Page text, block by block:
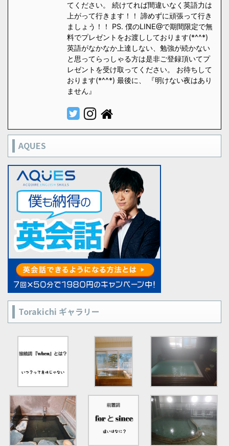
てください。 続けてれば間違いなく英語力は
上がって行きます！！ 諦めずに頑張って行き
ましょう！！ PS. 僕のLINE@で期間限定で無
料でプレゼントをお渡ししております(*^^*)
英語がなかなか上達しない、勉強が続かない
と思ってらっしゃる方は是非ご登録頂いてプ
レゼントを受け取ってください。 お待ちして
おります(*^^*) 最後に、 『明けない夜はあり
ません』
AQUES
Torakichi ギャラリー